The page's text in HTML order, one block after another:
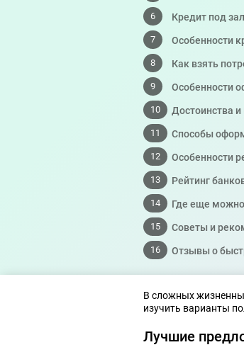
Кредит под
Особенности
Как взять
Особенности
Достоинства
Способы
Особенности
Рейтинг
Где еще можно
Советы и
Отзывы о
В сложных
изучить варианты
Лучшие